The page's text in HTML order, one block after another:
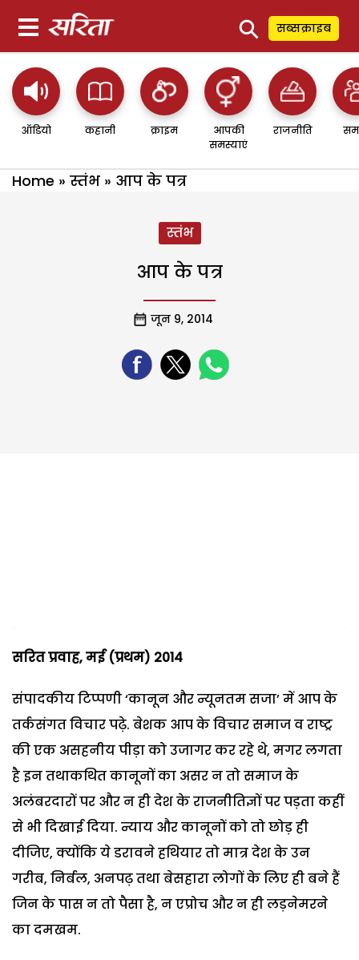
⚲ सब्सक्राइब
ऑडियो कहानी क्राइम
आपकी
समस्याएं
राजनीति
Home » स्तंभ » आप के पत्र
स्तंभ
आप के पत्र
जून 9, 2014
सरितप्रवाह,मई(प्रथम) 2014
संपादकीय टिप्पणी ‘कानून और न्यूनतम सजा’ में आप के
तर्कसंगत विचार पढ़े. बेशक आप के विचार समाज व राष्ट्र
की एक असहनीय पीड़ा को उजागर कर रहे थे, मगर लगता
है इन तथाकथित कानूनों का असर न तो समाज के
अलंबरदारों पर और न ही देश के राजनीतिज्ञों पर पड़ता कहीं
से भी दिखाई दिया. न्याय और कानूनों को तो छोड़ ही
दीजिए, क्योंकि ये डरावने हथियार तो मात्र देश के उन
गरीब, निर्बल, अनपढ़ तथा बेसहारा लोगों के लिए ही बने हैं
जिन के पास न तो पैसा है, न एप्रोच और न ही लड़नेमरने
का दमखम.